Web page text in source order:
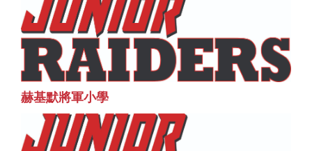
赫基默將軍小學